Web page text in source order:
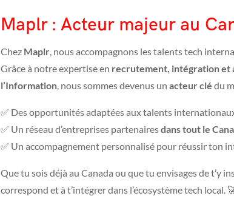
Maplr : Acteur majeur au
Chez Maplr, nous accompagnons les talents tech
Grâce à notre expertise en recrutement, intégration et
l’Information, nous sommes devenus un acteur clé du
✅ Des opportunités adaptées aux talents
✅ Un réseau d’entreprises partenairesdans tout le
✅ Un accompagnement personnalisé pour réussir ton
Que tu sois déjà au Canada ou que tu envisages de t’y
correspond et à t’intégrer dans l’écosystème tech local.